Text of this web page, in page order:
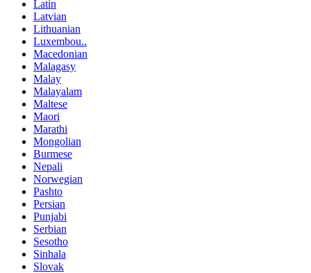
Latin
Latvian
Lithuanian
Luxembou..
Macedonian
Malagasy
Malay
Malayalam
Maltese
Maori
Marathi
Mongolian
Burmese
Nepali
Norwegian
Pashto
Persian
Punjabi
Serbian
Sesotho
Sinhala
Slovak